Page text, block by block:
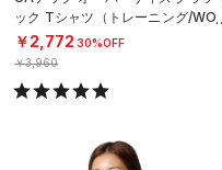
ック Tシャツ（トレーニング/WOM
EN）
￥2,772 30%OFF
￥3,960